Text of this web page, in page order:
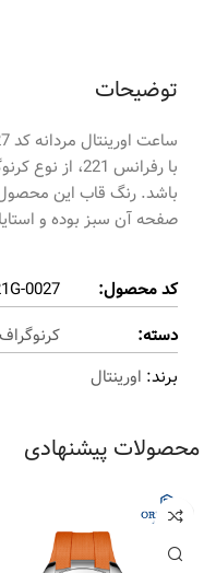
توضیحات
با رفرانس
باشد. رنگ قاب این
صفحه آن سبز بوده و
کد محصول:
0027
دسته:
کرنوگراف
برند: اورینتال
محصولات پیشنهادی